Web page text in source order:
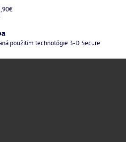
použitím technológie 3-D Secure